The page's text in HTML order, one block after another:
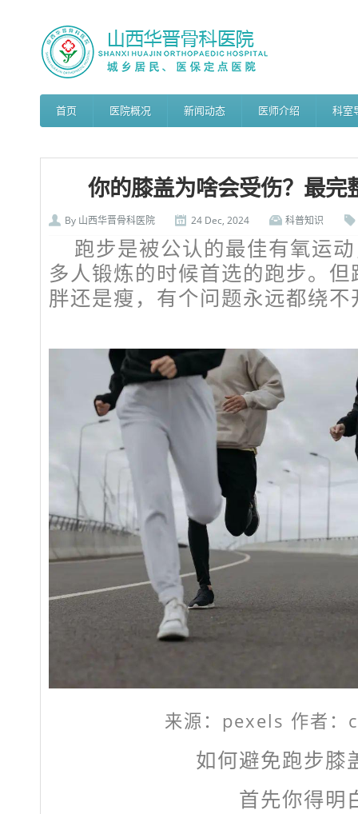
首页 医院概况 新闻动态 医师介绍 科室
你的膝盖为啥会受伤？最完
By 山西华晋骨科医院 24 Dec, 2024 科普知识
跑步是被公认的最佳有氧运
多人锻炼的时候首选的跑步。
胖还是瘦，有个问题永远都绕
来源：pexels 作者
如何避免跑步膝
首先你得明